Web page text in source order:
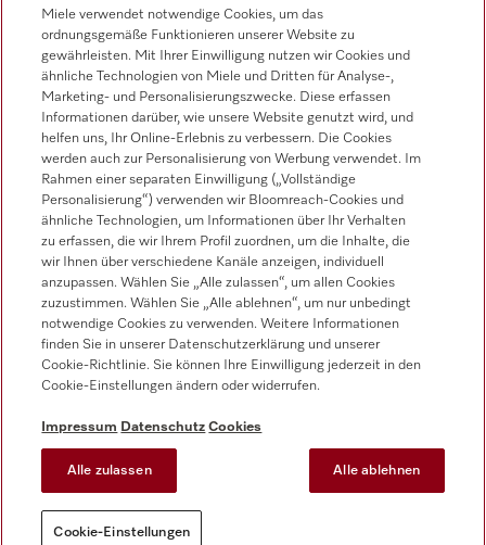
Vertrieb
0471 666 319
Werkkundendienst
0471 666 319
Folgen Sie Miele Professional
Datenschutz
Cookie-Einstellungen
Miele verwendet notwendige Cookies, um das
ordnungsgemäße Funktionieren unserer Website zu
gewährleisten. Mit Ihrer Einwilligung nutzen wir Cookies und
ähnliche Technologien von Miele und Dritten für Analyse-,
Marketing- und Personalisierungszwecke. Diese erfassen
Informationen darüber, wie unsere Website genutzt wird, und
helfen uns, Ihr Online-Erlebnis zu verbessern. Die Cookies
werden auch zur Personalisierung von Werbung verwendet. Im
Rahmen einer separaten Einwilligung („Vollständige
Personalisierung“) verwenden wir Bloomreach-Cookies und
ähnliche Technologien, um Informationen über Ihr Verhalten
zu erfassen, die wir Ihrem Profil zuordnen, um die Inhalte, die
wir Ihnen über verschiedene Kanäle anzeigen, individuell
anzupassen. Wählen Sie „Alle zulassen“, um allen Cookies
zuzustimmen. Wählen Sie „Alle ablehnen“, um nur unbedingt
notwendige Cookies zu verwenden. Weitere Informationen
finden Sie in unserer Datenschutzerklärung und unserer
Cookie-Richtlinie. Sie können Ihre Einwilligung jederzeit in den
Cookie-Einstellungen ändern oder widerrufen.
Impressum Datenschutz Cookies
Alle zulassen Alle ablehnen
Cookie-Einstellungen